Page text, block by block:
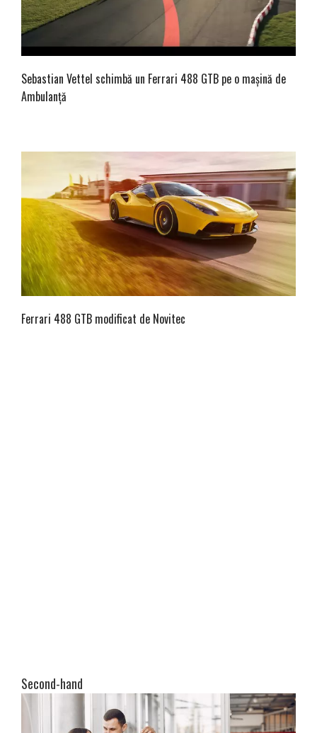
Sebastian Vettel schimbă un Ferrari 488 GTB pe o mașină de
Ambulanță
Ferrari 488 GTB modificat de Novitec
Second-hand